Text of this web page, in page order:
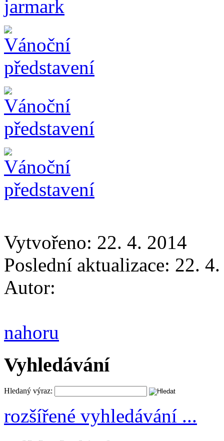
Vytvořeno: 22. 4. 2014
Poslední aktualizace: 22.
Autor:
nahoru
Vyhledávání
Hledaný výraz:
rozšířené vyhledávání ...